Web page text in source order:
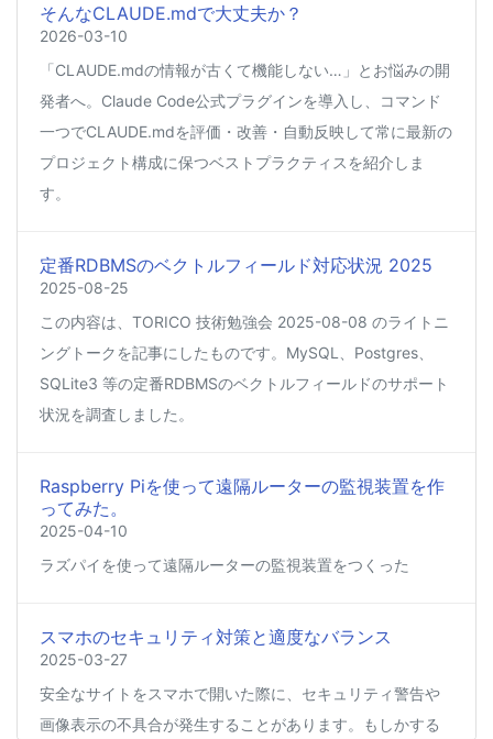
そんなCLAUDE.mdで大丈夫か？
2026-03-10
「CLAUDE.mdの情報が古くて機能しない…」とお悩みの開
発者へ。Claude Code公式プラグインを導入し、コマンド
一つでCLAUDE.mdを評価・改善・自動反映して常に最新の
プロジェクト構成に保つベストプラクティスを紹介しま
す。
定番RDBMSのベクトルフィールド対応状況 2025
2025-08-25
この内容は、TORICO 技術勉強会 2025-08-08 のライトニ
ングトークを記事にしたものです。MySQL、Postgres、
SQLite3 等の定番RDBMSのベクトルフィールドのサポート
状況を調査しました。
Raspberry Piを使って遠隔ルーターの監視装置を作
ってみた。
2025-04-10
ラズパイを使って遠隔ルーターの監視装置をつくった
スマホのセキュリティ対策と適度なバランス
2025-03-27
安全なサイトをスマホで開いた際に、セキュリティ警告や
画像表示の不具合が発生することがあります。もしかする